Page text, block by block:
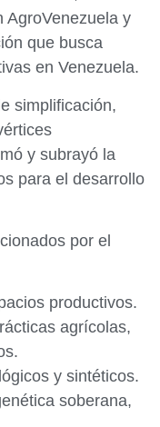
AgroVenezuela y
que busca
en Venezuela.
simplificación,
y subrayó la
para el desarrollo
por el
productivos.
agrícolas,
y sintéticos.
soberana,